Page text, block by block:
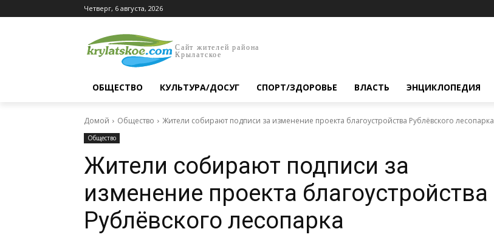
Четверг, 6 августа, 2026
Сайт жителей района
Крылатское
ОБЩЕСТВО КУЛЬТУРА/ДОСУГ СПОРТ/ЗДОРОВЬЕ ВЛАСТЬ ЭНЦИКЛОПЕДИЯ
Домой Общество Жители собирают подписи за изменение проекта благоустройства Рублёвского лесопарка
Общество
Жители собирают подписи за
изменение проекта благоустройства
Рублёвского лесопарка